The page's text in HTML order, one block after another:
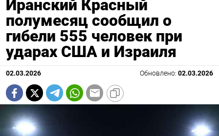
Иранский Красный
полумесяц сообщил о
гибели 555 человек при
ударах США и Израиля
02.03.2026 Обновлено: 02.03.2026